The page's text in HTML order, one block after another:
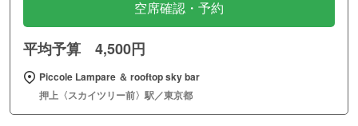
空席確認・予約
平均予算 4,500円
Piccole Lampare ＆ rooftop sky bar
押上〈スカイツリー前〉駅／東京都